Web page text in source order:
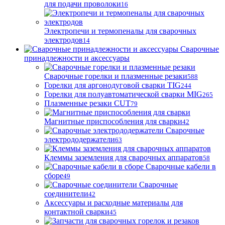
для подачи проволоки16
Электропечи и термопеналы для сварочных
электродов14
Сварочные
принадлежности и аксессуары
Сварочные горелки и плазменные резаки588
Горелки для аргонодуговой сварки TIG244
Горелки для полуавтоматической сварки MIG265
Плазменные резаки CUT79
Магнитные приспособления для сварки42
Сварочные
электрододержатели63
Клеммы заземления для сварочных аппаратов58
Сварочные кабели в
сборе49
Сварочные
соединители42
Аксессуары и расходные материалы для
контактной сварки45